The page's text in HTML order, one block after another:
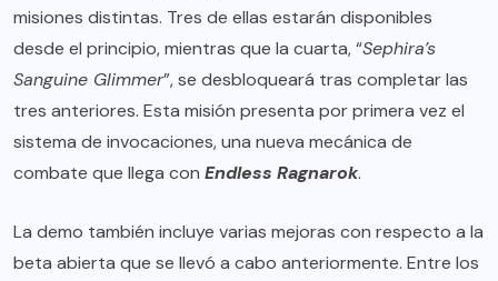
misiones distintas. Tres de ellas estarán disponibles
desde el principio, mientras que la cuarta, “Sephira’s
Sanguine Glimmer”, se desbloqueará tras completar las
tres anteriores. Esta misión presenta por primera vez el
sistema de invocaciones, una nueva mecánica de
combate que llega con Endless Ragnarok.
La demo también incluye varias mejoras con respecto a la
beta abierta que se llevó a cabo anteriormente. Entre los